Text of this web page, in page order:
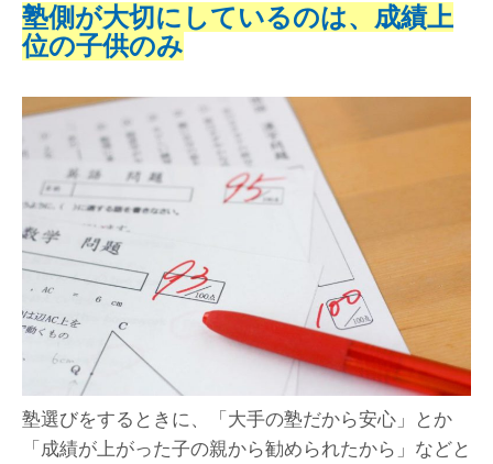
塾側が大切にしているのは、成績上
位の子供のみ
塾選びをするときに、「大手の塾だから安心」とか
「成績が上がった子の親から勧められたから」などと